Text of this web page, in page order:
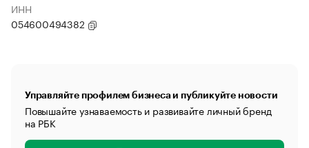
ИНН
054600494382
Управляйте профилем бизнеса и публикуйте новости
Повышайте узнаваемость и развивайте личный бренд
на РБК